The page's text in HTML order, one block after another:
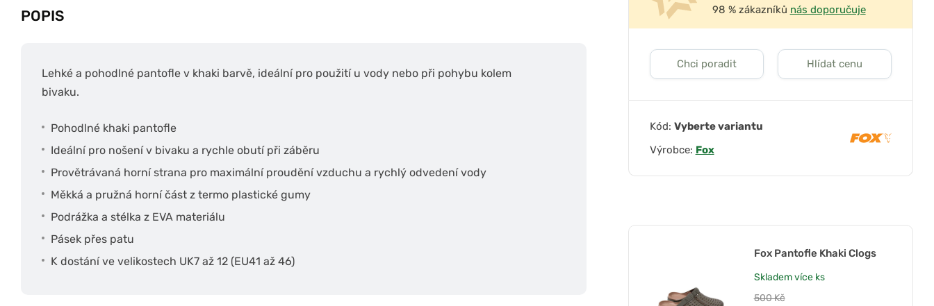
POPIS
Lehké a pohodlné pantofle v khaki barvě, ideální pro použití u vody nebo při pohybu kolem
bivaku.
Pohodlné khaki pantofle
Ideální pro nošení v bivaku a rychle obutí při záběru
Provětrávaná horní strana pro maximální proudění vzduchu a rychlý odvedení vody
Měkká a pružná horní část z termo plastické gumy
Podrážka a stélka z EVA materiálu
Pásek přes patu
K dostání ve velikostech UK7 až 12 (EU41 až 46)
98 % zákazníků nás doporučuje
Chci poradit Hlídat cenu
Kód: Vyberte variantu
Výrobce: Fox
Fox Pantofle Khaki Clogs
Sklademvíce ks
500 Kč